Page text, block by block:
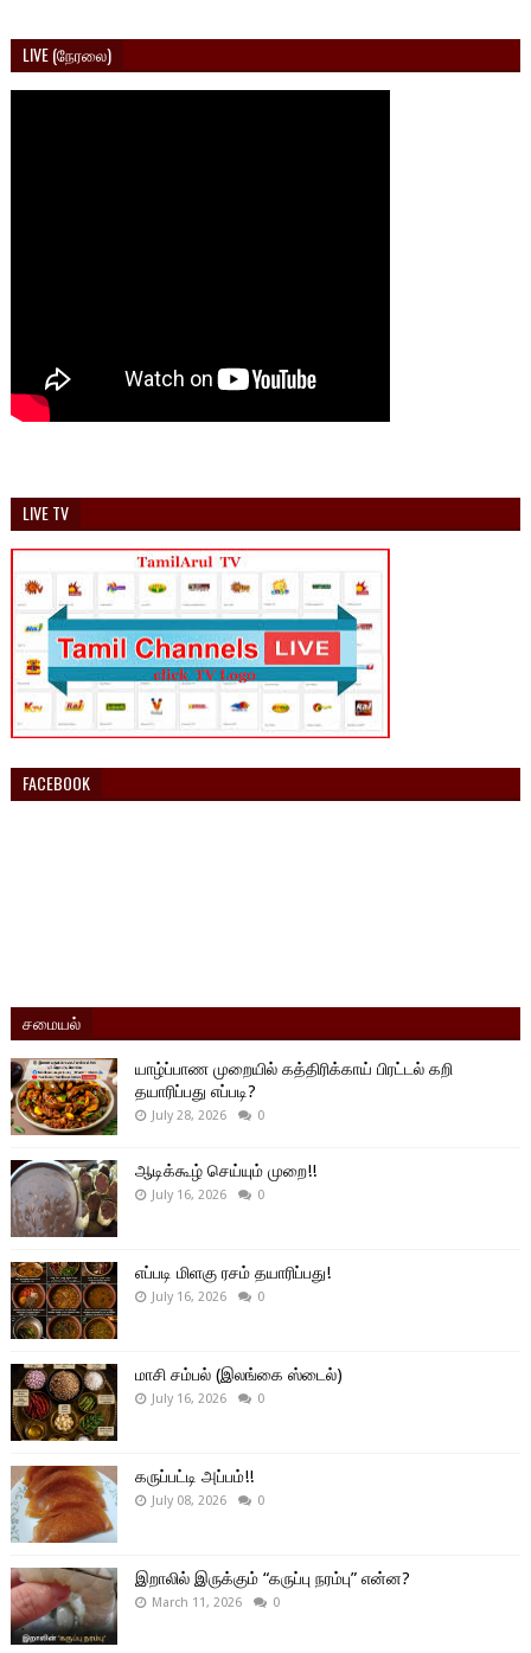
LIVE (நேரலை)
LIVE TV
FACEBOOK
சமையல்
யாழ்ப்பாண முறையில் கத்திரிக்காய் பிரட்டல் கறி
தயாரிப்பது எப்படி?
July 28, 2026 0
ஆடிக்கூழ் செய்யும் முறை!!
July 16, 2026 0
எப்படி மிளகு ரசம் தயாரிப்பது!
July 16, 2026 0
மாசி சம்பல் (இலங்கை ஸ்டைல்)
July 16, 2026 0
கருப்பட்டி அப்பம்!!
July 08, 2026 0
இறாலில் இருக்கும் “கருப்பு நரம்பு” என்ன?
March 11, 2026 0